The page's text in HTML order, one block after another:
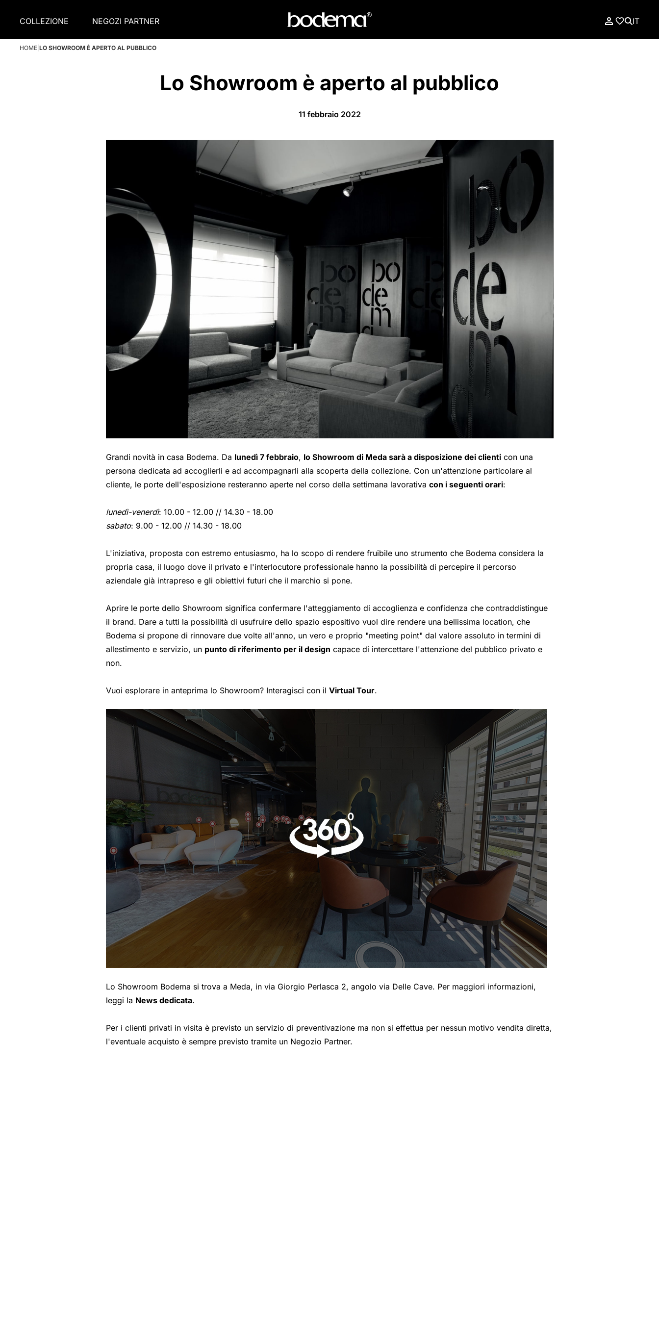
COLLEZIONE NEGOZI PARTNER IT
HOME LO SHOWROOM È APERTO AL PUBBLICO
Lo Showroom è aperto al pubblico
11 febbraio 2022
Grandi novità in casa Bodema. Da lunedì 7 febbraio, lo Showroom di Medasarà a disposizione dei clienticon una
persona dedicata ad accoglierli e ad accompagnarli alla scoperta della collezione. Con un'attenzione particolare al
cliente, le porte dell'esposizione resteranno aperte nel corso della settimana lavorativa con i seguenti orari:
lunedì-venerdì: 10.00 - 12.00 // 14.30 - 18.00
sabato: 9.00 - 12.00 // 14.30 - 18.00
L'iniziativa, proposta con estremo entusiasmo, ha lo scopo di rendere fruibile uno strumento che Bodema considera la
propria casa, il luogo dove il privato e l'interlocutore professionale hanno la possibilità di percepire il percorso
aziendale già intrapreso e gli obiettivi futuri che il marchio si pone.
Aprire le porte dello Showroom significa confermare l'atteggiamento di accoglienza e confidenza che contraddistingue
il brand. Dare a tutti la possibilità di usufruire dello spazio espositivo vuol dire rendere una bellissima location, che
Bodema si propone di rinnovare due volte all'anno, un vero e proprio "meeting point" dal valore assoluto in termini di
allestimento e servizio, un punto di riferimento per il design capace di intercettare l'attenzione del pubblico privato e
non.
Vuoi esplorare in anteprima lo Showroom? Interagisci con il Virtual Tour.
Lo Showroom Bodema si trova a Meda, in via Giorgio Perlasca 2, angolo via Delle Cave. Per maggiori informazioni,
leggi la News dedicata.
Per i clienti privati in visita è previsto un servizio di preventivazione ma non si effettua per nessun motivo vendita diretta,
l'eventuale acquisto è sempre previsto tramite un Negozio Partner.